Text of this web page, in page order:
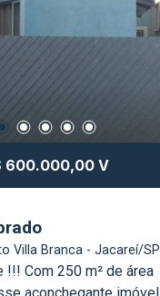
600.000,00 V
Villa Branca - Jacareí/SP
de área